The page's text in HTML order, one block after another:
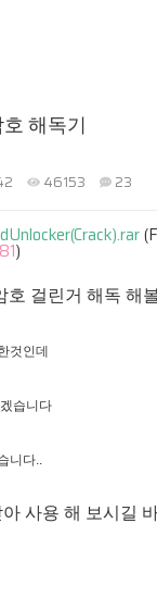
해독기
46153 23
81)
호 걸린거 해독 해
것인데
습니다
니다..
사용 해 보시길